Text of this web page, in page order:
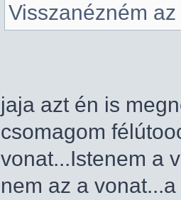
Visszanézném
jaja azt én is
csomagom
vonat...Istenem a
nem az a